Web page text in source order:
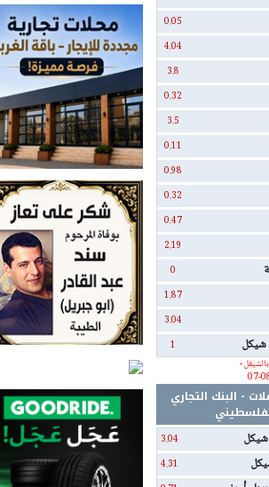
0.05
4.04
3.8
0.32
3.5
0.11
0.98
0.32
0.47
2.19
0
1.87
3.04
شيكل
1
-
- البنك التجاري
شيكل
3.04
4.31